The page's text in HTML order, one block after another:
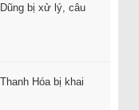
bị xử lý, câu
Hóa bị khai